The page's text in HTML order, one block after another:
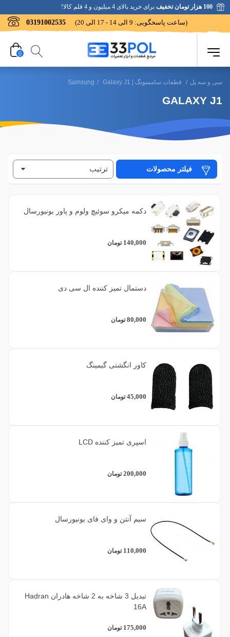
100 هزار تومان تخفیف برای خرید بالای 4 میلیون و 4 قلم کالا!
03191002535 (ساعت پاسخگویی: 9 الی 14 - 17 الی 20)
0
سی و سه پل / قطعات سامسونگ | Samsung / Galaxy J1
GALAXY J1
فیلتر محصولات ترتیب
دکمه میکرو سوئیچ ولوم و پاور یونیورسال
140,000 تومان
دستمال تمیز کننده ال سی دی
80,000 تومان
کاور انگشتی گیمینگ
45,000 تومان
اسپری تمیز کننده LCD
200,000 تومان
سیم آنتن و وای فای یونیورسال
110,000 تومان
تبدیل 3 شاخه به 2 شاخه هادران Hadran
16A
175,000 تومان